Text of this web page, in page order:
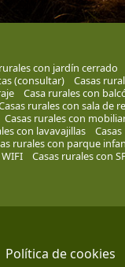
con jardín cerrado
(consultar)
Casas
Casa rurales con
rurales con sala de
Casas rurales con
con lavavajillas
rurales con parque
Casas rurales con
Política de cookies